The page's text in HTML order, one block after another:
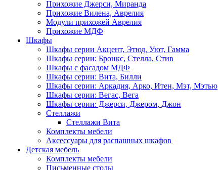
Прихожие Джерси, Миранда
Прихожие Вилена, Аврелия
Модули прихожей Аврелия
Прихожие МДФ
Шкафы
Шкафы серии Акцент, Этюд, Уют, Гамма
Шкафы серии: Бронкс, Стелла, Стив
Шкафы с фасадом МДФ
Шкафы серии: Вита, Билли
Шкафы серии: Аркадия, Арко, Итен, Мэт, Мэтью
Шкафы серии: Вегас, Вега
Шкафы серии: Джерси, Джером, Джон
Стеллажи
Стеллажи Вита
Комплекты мебели
Аксессуары для распашных шкафов
Детская мебель
Комплекты мебели
Письменные столы